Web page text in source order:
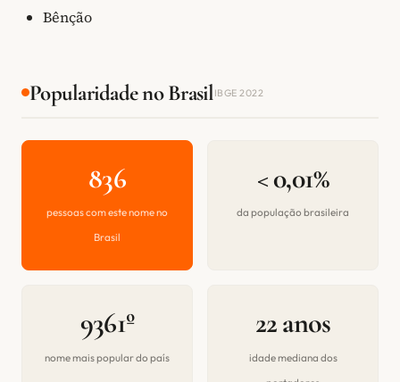
Bênção
Popularidade no BrasilIBGE 2022
836
pessoas com este nome no
Brasil
< 0,01%
da população brasileira
9361º
nome mais popular do país
22 anos
idade mediana dos